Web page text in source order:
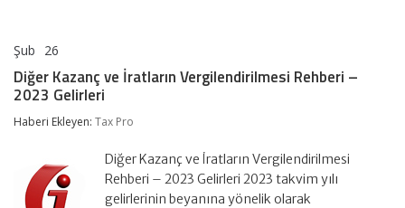
Şub 26
ve
İratların
Rehberi
Gelirleri
Diğer Kazanç ve İratların Vergilendirilmesi Rehberi –
2023 Gelirleri
Haberi Ekleyen: Tax Pro
Diğer Kazanç ve İratların Vergilendirilmesi
Rehberi – 2023 Gelirleri 2023 takvim yılı
gelirlerinin beyanına yönelik olarak